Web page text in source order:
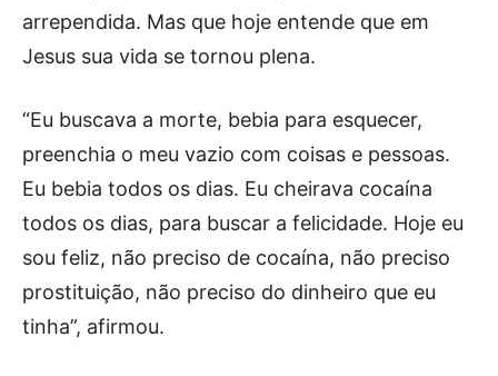
arrependida. Mas que hoje entende que em
Jesus sua vida se tornou plena.
“Eu buscava a morte, bebia para esquecer,
preenchia o meu vazio com coisas e pessoas.
Eu bebia todos os dias. Eu cheirava cocaína
todos os dias, para buscar a felicidade. Hoje eu
sou feliz, não preciso de cocaína, não preciso
prostituição, não preciso do dinheiro que eu
tinha”, afirmou.